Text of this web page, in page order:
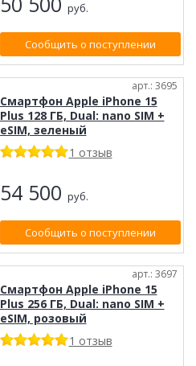
руб.
Сообщить о поступлении
арт.: 3695
Смартфон Apple iPhone 15
Plus 128 ГБ, Dual: nano SIM +
eSIM, зелeный
1 отзыв
54 500 руб.
Сообщить о поступлении
арт.: 3697
Смартфон Apple iPhone 15
Plus 256 ГБ, Dual: nano SIM +
eSIM, розовый
1 отзыв